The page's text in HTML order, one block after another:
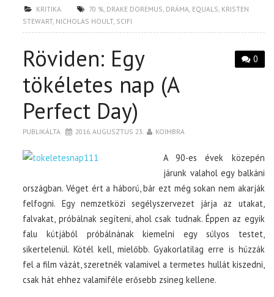
KRITIKA 70 % DRAKE DOREMUS DRÁMA EQUALS KRISTEN
STEWART, NICHOLAS HOULT, SCIFI
0
Röviden: Egy
tökéletes nap (A
Perfect Day)
PUBLIKÁLTA 2016. AUGUSZTUS 23. KOIMBRA
A 90-es évek közepén
járunk valahol egy balkáni
országban. Véget ért a háború, bár ezt még sokan nem akarják
felfogni. Egy nemzetközi segélyszervezet járja az utakat,
falvakat, próbálnak segíteni, ahol csak tudnak. Éppen az egyik
falu kútjából próbálnának kiemelni egy súlyos testet,
sikertelenül. Kötél kell, mielőbb. Gyakorlatilag erre is húzzák
fel a film vázát, szeretnék valamivel a termetes hullát kiszedni,
csak hát ehhez valamiféle erősebb zsineg kellene.